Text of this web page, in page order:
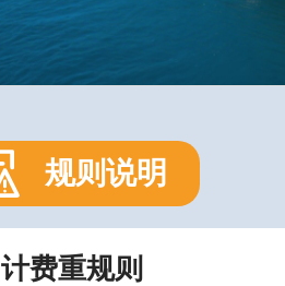
规则说明
计费重规则